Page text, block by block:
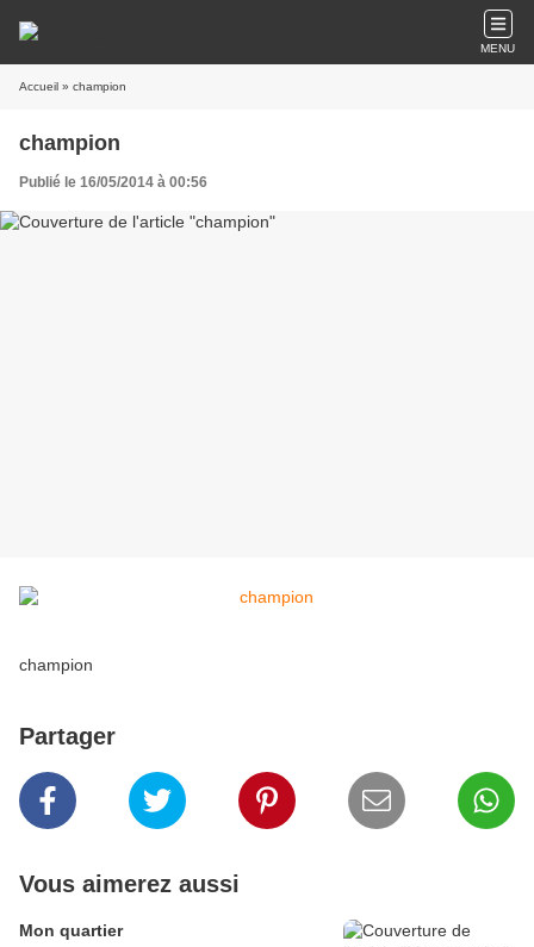
MENU
Accueil » champion
champion
Publié le 16/05/2014 à 00:56
champion
Partager
Vous aimerez aussi
Mon quartier